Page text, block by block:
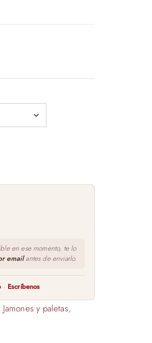
en ese momento, te lo
emailantes de enviarlo.
· Escríbenos
Jamones y paletas,